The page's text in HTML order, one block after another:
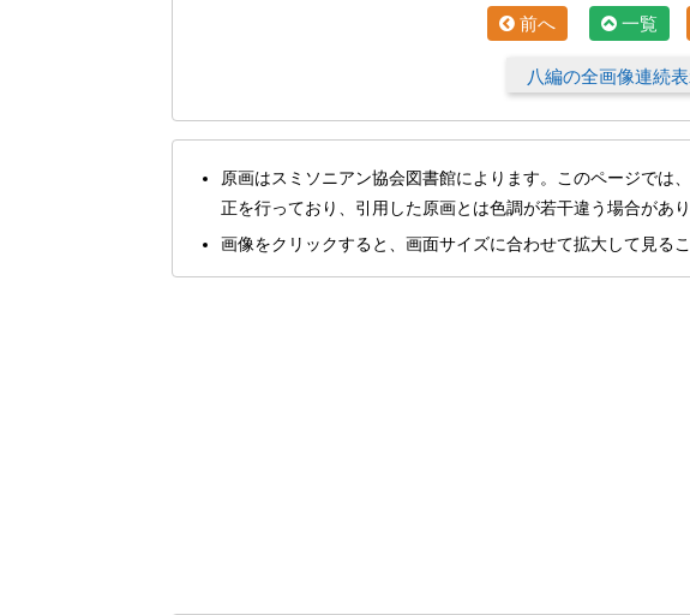
前へ 一覧
八編の全画像連続
原画はスミソニアン協会図書館によります。このページでは
正を行っており、引用した原画とは色調が若干違う場合があり
画像をクリックすると、画面サイズに合わせて拡大して見るこ